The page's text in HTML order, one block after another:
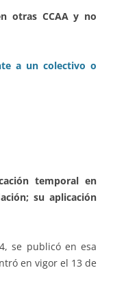
otras CCAA y no
a un colectivo o
temporal en
su aplicación
se publicó en esa
en vigor el 13 de